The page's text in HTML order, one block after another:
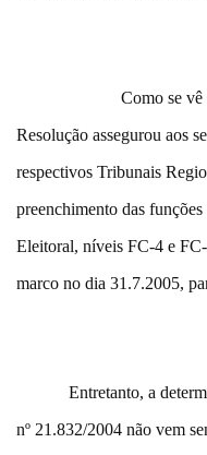
Como se vê de sua
Resolução assegurou aos
respectivos Tribunais
preenchimento das
Eleitoral, níveis FC-4 e
marco no dia 31.7.2005,
Entretanto, a
nº 21.832/2004 não vem